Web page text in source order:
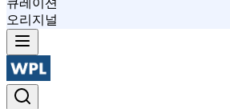
큐레이션
오리지널